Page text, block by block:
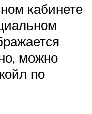
кабинете
можно
по